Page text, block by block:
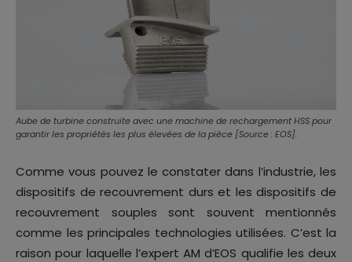
Aube de turbine construite avec une machine de rechargement HSS pour
garantir les propriétés les plus élevées de la pièce [Source : EOS].
Comme vous pouvez le constater dans l’industrie, les
dispositifs de recouvrement durs et les dispositifs de
recouvrement souples sont souvent mentionnés
comme les principales technologies utilisées. C’est la
raison pour laquelle l’expert AM d’EOS qualifie les deux